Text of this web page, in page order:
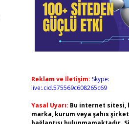
Reklam ve İletişim: Skype:
live:.cid.575569c608265c69
Yasal Uyarı: Bu internet sitesi,
marka, kurum veya şahıs